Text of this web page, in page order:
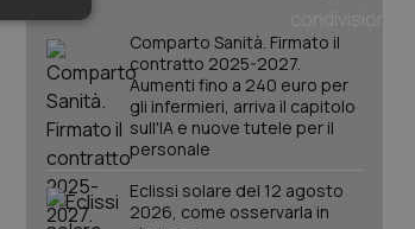
Comparto Sanità. Firmato il
contratto 2025-2027.
Aumenti fino a 240 euro per
gli infermieri, arriva il capitolo
sull'IA e nuove tutele per il
personale
Eclissi solare del 12 agosto
2026, come osservarla in